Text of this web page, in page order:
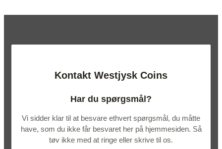
Kontakt Westjysk Coins
Har du spørgsmål?
Vi sidder klar til at besvare ethvert spørgsmål, du måtte
have, som du ikke får besvaret her på hjemmesiden. Så
tøv ikke med at ringe eller skrive til os.